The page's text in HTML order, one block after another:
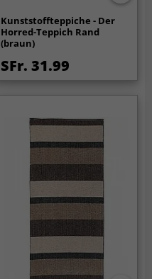
Kunststoffteppiche - Der
Horred-Teppich Rand
(braun)
SFr. 31.99